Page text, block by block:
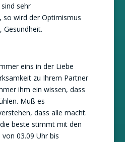
sehr
so wird der Optimismus
Gesundheit.
eins in der Liebe
zu Ihrem Partner
ihm ein wissen, dass
Muß es
dass alle macht.
beste stimmt mit den
03.09 Uhr bis